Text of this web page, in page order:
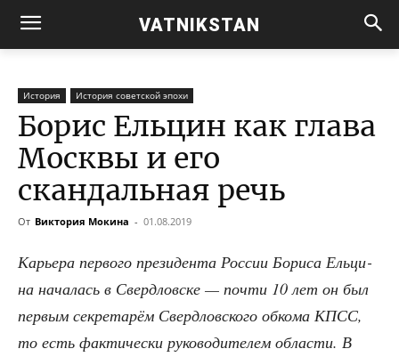
VATNIKSTAN
История История советской эпохи
Борис Ельцин как глава
Москвы и его
скандальная речь
От Виктория Мокина - 01.08.2019
Карье­ра пер­во­го пре­зи­ден­та Рос­сии Бори­са Ель­ци­
на нача­лась в Сверд­лов­ске — почти 10 лет он был
пер­вым сек­ре­та­рём Сверд­лов­ско­го обко­ма КПСС,
то есть фак­ти­че­ски руко­во­ди­те­лем обла­сти. В